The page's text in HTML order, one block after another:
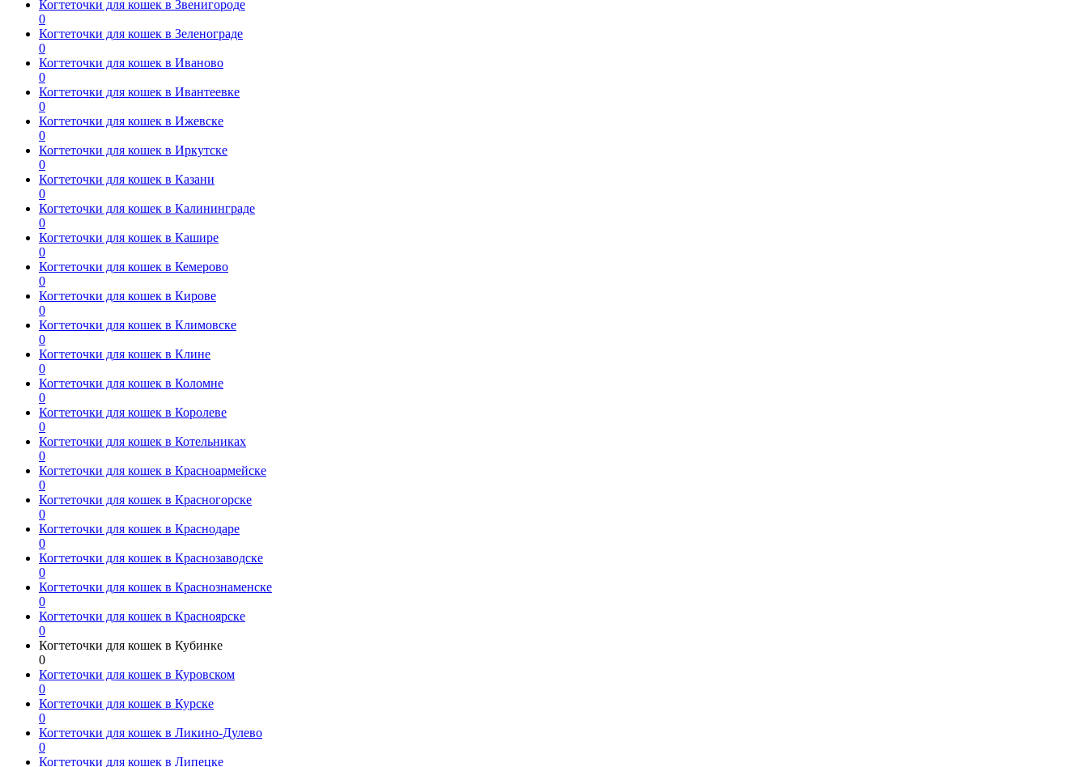
Когтеточки для кошек в Звенигороде
0
Когтеточки для кошек в Зеленограде
0
Когтеточки для кошек в Иваново
0
Когтеточки для кошек в Ивантеевке
0
Когтеточки для кошек в Ижевске
0
Когтеточки для кошек в Иркутске
0
Когтеточки для кошек в Казани
0
Когтеточки для кошек в Калининграде
0
Когтеточки для кошек в Кашире
0
Когтеточки для кошек в Кемерово
0
Когтеточки для кошек в Кирове
0
Когтеточки для кошек в Климовске
0
Когтеточки для кошек в Клине
0
Когтеточки для кошек в Коломне
0
Когтеточки для кошек в Королеве
0
Когтеточки для кошек в Котельниках
0
Когтеточки для кошек в Красноармейске
0
Когтеточки для кошек в Красногорске
0
Когтеточки для кошек в Краснодаре
0
Когтеточки для кошек в Краснозаводске
0
Когтеточки для кошек в Краснознаменске
0
Когтеточки для кошек в Красноярске
0
Когтеточки для кошек в Кубинке
0
Когтеточки для кошек в Куровском
0
Когтеточки для кошек в Курске
0
Когтеточки для кошек в Ликино-Дулево
0
Когтеточки для кошек в Липецке